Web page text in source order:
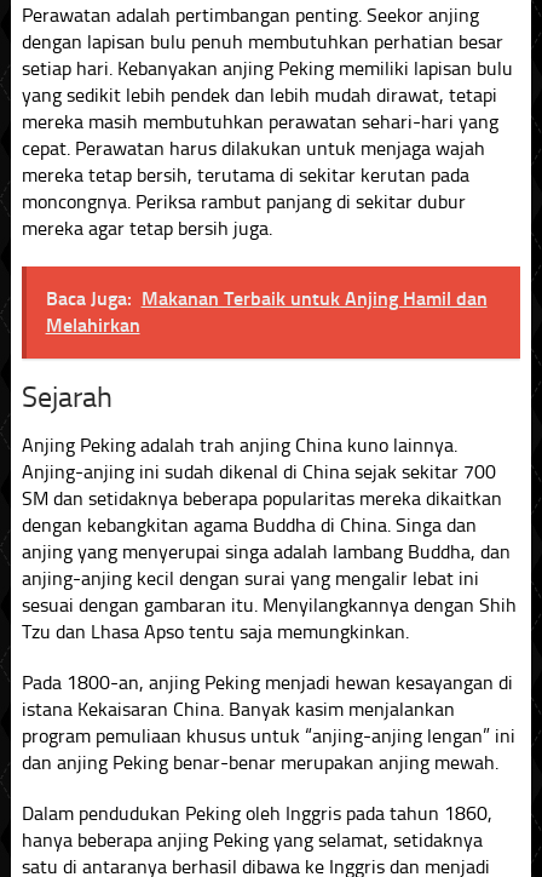
Perawatan adalah pertimbangan penting. Seekor anjing
dengan lapisan bulu penuh membutuhkan perhatian besar
setiap hari. Kebanyakan anjing Peking memiliki lapisan bulu
yang sedikit lebih pendek dan lebih mudah dirawat, tetapi
mereka masih membutuhkan perawatan sehari-hari yang
cepat. Perawatan harus dilakukan untuk menjaga wajah
mereka tetap bersih, terutama di sekitar kerutan pada
moncongnya. Periksa rambut panjang di sekitar dubur
mereka agar tetap bersih juga.
Baca Juga: Makanan Terbaik untuk Anjing Hamil dan
Melahirkan
Sejarah
Anjing Peking adalah trah anjing China kuno lainnya.
Anjing-anjing ini sudah dikenal di China sejak sekitar 700
SM dan setidaknya beberapa popularitas mereka dikaitkan
dengan kebangkitan agama Buddha di China. Singa dan
anjing yang menyerupai singa adalah lambang Buddha, dan
anjing-anjing kecil dengan surai yang mengalir lebat ini
sesuai dengan gambaran itu. Menyilangkannya dengan Shih
Tzu dan Lhasa Apso tentu saja memungkinkan.
Pada 1800-an, anjing Peking menjadi hewan kesayangan di
istana Kekaisaran China. Banyak kasim menjalankan
program pemuliaan khusus untuk “anjing-anjing lengan” ini
dan anjing Peking benar-benar merupakan anjing mewah.
Dalam pendudukan Peking oleh Inggris pada tahun 1860,
hanya beberapa anjing Peking yang selamat, setidaknya
satu di antaranya berhasil dibawa ke Inggris dan menjadi